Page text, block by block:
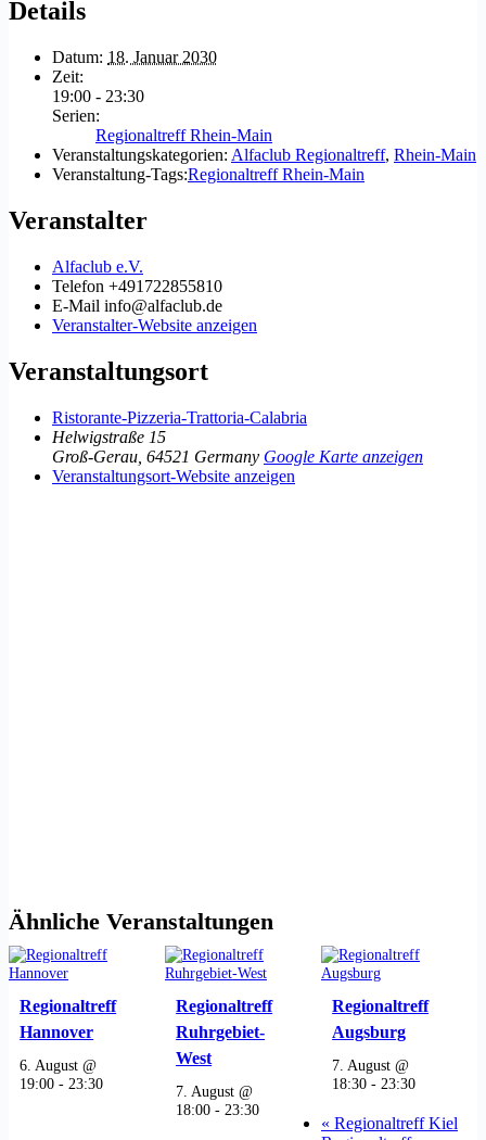
Details
Datum: 18. Januar 2030
Zeit:
19:00 - 23:30
Serien:
Regionaltreff Rhein-Main
Veranstaltungskategorien: Alfaclub Regionaltreff, Rhein-Main
Veranstaltung-Tags:Regionaltreff Rhein-Main
Veranstalter
Alfaclub e.V.
Telefon +491722855810
E-Mail info@alfaclub.de
Veranstalter-Website anzeigen
Veranstaltungsort
Ristorante-Pizzeria-Trattoria-Calabria
Helwigstraße 15
Groß-Gerau 64521 Germany Google Karte anzeigen
Veranstaltungsort-Website anzeigen
Ähnliche Veranstaltungen
Regionaltreff
Hannover
6. August @
19:00 - 23:30
Regionaltreff
Ruhrgebiet-
West
7. August @
18:00 - 23:30
Regionaltreff
Augsburg
7. August @
18:30 - 23:30
« Regionaltreff Kiel